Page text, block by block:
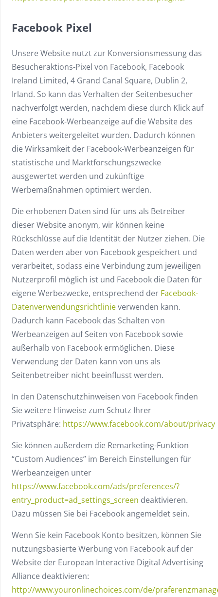
Facebook Pixel
Unsere Website nutzt zur Konversionsmessung das
Besucheraktions-Pixel von Facebook, Facebook
Ireland Limited, 4 Grand Canal Square, Dublin 2,
Irland. So kann das Verhalten der Seitenbesucher
nachverfolgt werden, nachdem diese durch Klick auf
eine Facebook-Werbeanzeige auf die Website des
Anbieters weitergeleitet wurden. Dadurch können
die Wirksamkeit der Facebook-Werbeanzeigen für
statistische und Marktforschungszwecke
ausgewertet werden und zukünftige
Werbemaßnahmen optimiert werden.
Die erhobenen Daten sind für uns als Betreiber
dieser Website anonym, wir können keine
Rückschlüsse auf die Identität der Nutzer ziehen. Die
Daten werden aber von Facebook gespeichert und
verarbeitet, sodass eine Verbindung zum jeweiligen
Nutzerprofil möglich ist und Facebook die Daten für
eigene Werbezwecke, entsprechend der Facebook-
Datenverwendungsrichtlinieverwenden kann.
Dadurch kann Facebook das Schalten von
Werbeanzeigen auf Seiten von Facebook sowie
außerhalb von Facebook ermöglichen. Diese
Verwendung der Daten kann von uns als
Seitenbetreiber nicht beeinflusst werden.
In den Datenschutzhinweisen von Facebook finden
Sie weitere Hinweise zum Schutz Ihrer
Privatsphäre: https://www.facebook.com/about/privacy
Sie können außerdem die Remarketing-Funktion
“Custom Audiences” im Bereich Einstellungen für
Werbeanzeigen unter
https://www.facebook.com/ads/preferences/?
entry_product=ad_settings_screen deaktivieren.
Dazu müssen Sie bei Facebook angemeldet sein.
Wenn Sie kein Facebook Konto besitzen, können Sie
nutzungsbasierte Werbung von Facebook auf der
Website der European Interactive Digital Advertising
Alliance deaktivieren:
http://www.youronlinechoices.com/de/